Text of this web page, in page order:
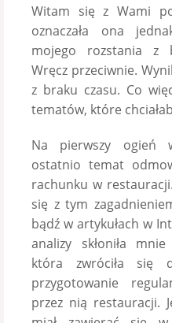
Witam się z Wami
oznaczała ona
mojego rozstania z
Wręcz przeciwnie.
z braku czasu. Co
tematów, które
Na pierwszy ogień
ostatnio temat
rachunku w
się z tym
bądź w artykułach w
analizy skłoniła
która zwróciła
przygotowanie
przez nią restauracji.